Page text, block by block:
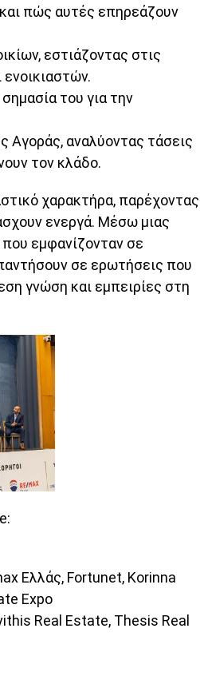
πώς αυτές επηρεάζουν
εστιάζοντας στις
του για την
Αγοράς, αναλύοντας τάσεις
τον κλάδο.
χαρακτήρα, παρέχοντας
ενεργά. Μέσω μιας
εμφανίζονταν σε
σε ερωτήσεις που
γνώση και εμπειρίες στη
Ελλάς, Fortunet, Korinna
Expo
Real Estate, Thesis Real